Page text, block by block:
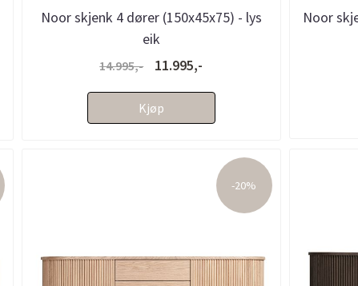
Noor skjenk 4 dører (150x45x75) - lys
eik
14.995,- 11.995,-
Kjøp
Noor
-20%